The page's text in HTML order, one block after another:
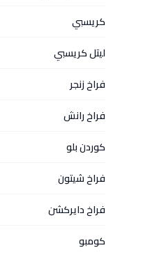
كريسبي
ليتل كريسبي
فراخ زنجر
فراخ رانش
كوردن بلو
فراخ شيتون
فراخ دايركشن
كومبو